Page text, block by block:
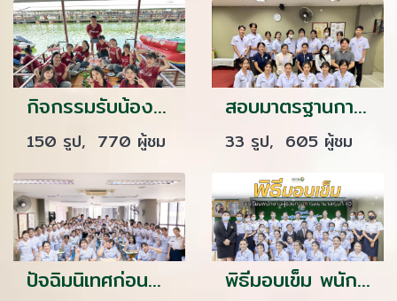
กิจกรรมรับน้อง นักเรียนรุ่น ที่ 54
150 รูป, 770 ผู้ชม
สอบมาตรฐานการเลี้ยงดูเด็ก รุ่น54
33 รูป, 605 ผู้ชม
ปัจฉิมนิเทศก่อนออกฝึกงาน รุ่นที่ 42 พิธีมอบเข็ม พนักงานผู้ช่วยทางการพยาบาลรุ่นที่ 40 ณ โรงเรียนเดอะแคร์การบริบาล